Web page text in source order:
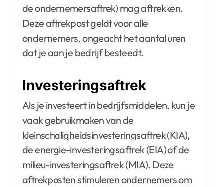
de ondernemersaftrek) mag aftrekken.
Deze aftrekpost geldt voor alle
ondernemers, ongeacht het aantal uren
dat je aan je bedrijf besteedt.
Investeringsaftrek
Als je investeert in bedrijfsmiddelen, kun je
vaak gebruikmaken van de
kleinschaligheidsinvesteringsaftrek (KIA),
de energie-investeringsaftrek (EIA) of de
milieu-investeringsaftrek (MIA). Deze
aftrekposten stimuleren ondernemers om